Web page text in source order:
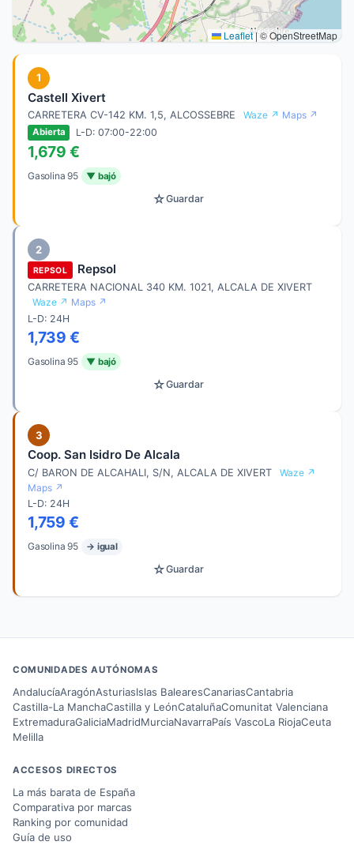
Leaflet |© OpenStreetMap
1
Castell Xivert
CARRETERA CV-142 KM. 1,5, ALCOSSEBRE Waze ↗ Maps ↗
Abierta L-D: 07:00-22:00
1,679 €
Gasolina 95 ▼ bajó
☆Guardar
2
REPSOL Repsol
CARRETERA NACIONAL 340 KM. 1021, ALCALA DE XIVERT
Waze ↗ Maps ↗
L-D: 24H
1,739 €
Gasolina 95 ▼ bajó
☆Guardar
3
Coop. San Isidro De Alcala
C/ BARON DE ALCAHALI, S/N, ALCALA DE XIVERT
Waze ↗
Maps ↗
L-D: 24H
1,759 €
Gasolina 95 → igual
☆Guardar
COMUNIDADES AUTÓNOMAS
AndalucíaAragónAsturiasIslas BalearesCanariasCantabria
Castilla-La ManchaCastilla y LeónCataluñaComunitat Valenciana
ExtremaduraGaliciaMadridMurciaNavarraPaís VascoLa RiojaCeuta
Melilla
ACCESOS DIRECTOS
La más barata de España
Comparativa por marcas
Ranking por comunidad
Guía de uso